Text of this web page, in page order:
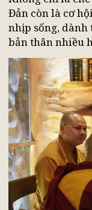
Giảm cảm
với các món
thường dễ tiêu
nhàng và tinh
ngày lễ.
Tăng cảm
Không chỉ là
Đản còn là cơ
nhịp sống,
bản thân nhiều